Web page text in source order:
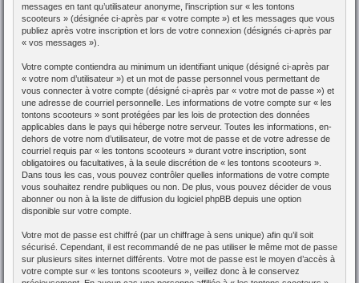
messages en tant qu’utilisateur anonyme, l’inscription sur « les tontons
scooteurs » (désignée ci-après par « votre compte ») et les messages que vous
publiez après votre inscription et lors de votre connexion (désignés ci-après par
« vos messages »).
Votre compte contiendra au minimum un identifiant unique (désigné ci-après par
« votre nom d’utilisateur ») et un mot de passe personnel vous permettant de
vous connecter à votre compte (désigné ci-après par « votre mot de passe ») et
une adresse de courriel personnelle. Les informations de votre compte sur « les
tontons scooteurs » sont protégées par les lois de protection des données
applicables dans le pays qui héberge notre serveur. Toutes les informations, en-
dehors de votre nom d’utilisateur, de votre mot de passe et de votre adresse de
courriel requis par « les tontons scooteurs » durant votre inscription, sont
obligatoires ou facultatives, à la seule discrétion de « les tontons scooteurs ».
Dans tous les cas, vous pouvez contrôler quelles informations de votre compte
vous souhaitez rendre publiques ou non. De plus, vous pouvez décider de vous
abonner ou non à la liste de diffusion du logiciel phpBB depuis une option
disponible sur votre compte.
Votre mot de passe est chiffré (par un chiffrage à sens unique) afin qu’il soit
sécurisé. Cependant, il est recommandé de ne pas utiliser le même mot de passe
sur plusieurs sites internet différents. Votre mot de passe est le moyen d’accès à
votre compte sur « les tontons scooteurs », veillez donc à le conservez